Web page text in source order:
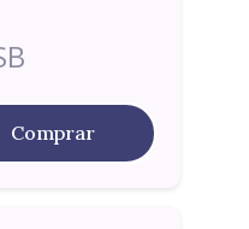
Comprar